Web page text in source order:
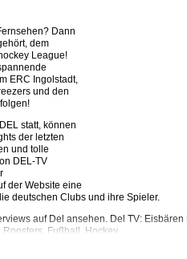
Dann
dem
League!
ERC Ingolstadt,
und den
statt, können
der letzten
und tolle
DEL-TV
der Website eine
deutschen Clubs und ihre Spieler.
auf Del ansehen. Del TV:
Fußball, Hockey
delta radio, delmenhorst, delorean,